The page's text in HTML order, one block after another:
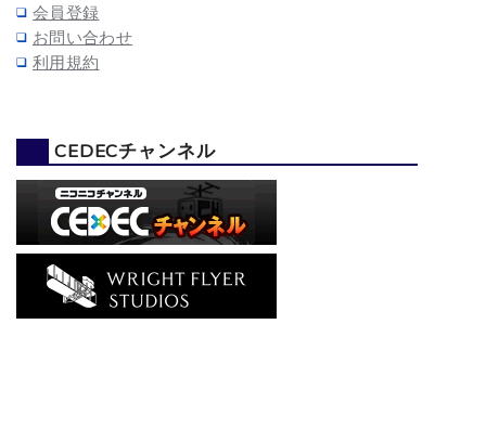
会員登録
お問い合わせ
利用規約
CEDECチャンネル